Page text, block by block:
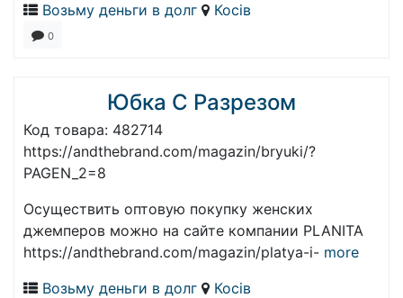
Возьму деньги в долг
Косів
0
Юбка С Разрезом
Код товара: 482714
https://andthebrand.com/magazin/bryuki/?
PAGEN_2=8
Осуществить оптовую покупку женских
джемперов можно на сайте компании PLANITA
https://andthebrand.com/magazin/platya-i- more
Возьму деньги в долг
Косів